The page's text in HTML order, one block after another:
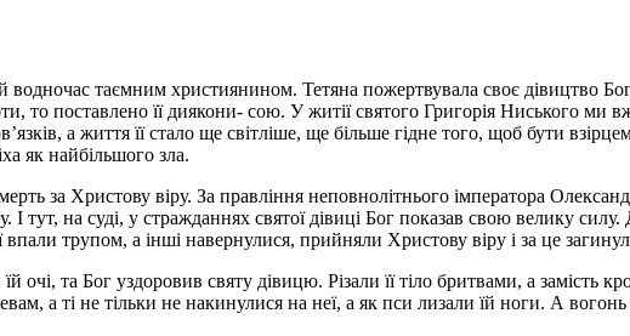
таємним християнином. Тетяна пожертвувала своє дівицтво
то поставлено її диякони- сою. У житії святого Григорія Ниського ми
а життя її стало ще світліше, ще більше гідне того, щоб бути
як найбільшого зла.
за Христову віру. За правління неповнолітнього імператора
тут, на суді, у стражданнях святої дівиці Бог показав свою велику
трупом, а інші навернулися, прийняли Христову віру і за це
очі, та Бог уздоровив святу дівицю. Різали її тіло бритвами, а замість
а ті не тільки не накинулися на неї, а як пси лизали їй ноги. А